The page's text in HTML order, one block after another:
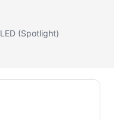
(Spotlight)